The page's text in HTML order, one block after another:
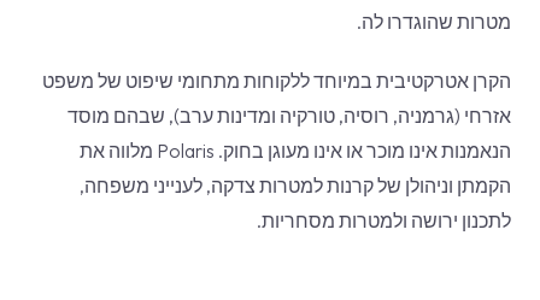
מטרות שהוגדרו לה.
הקרן אטרקטיבית במיוחד ללקוחות מתחומי שיפוט של משפט
אזרחי (גרמניה, רוסיה, טורקיה ומדינות ערב), שבהם מוסד
הנאמנות אינו מוכר או אינו מעוגן בחוק. Polaris מלווה את
הקמתן וניהולן של קרנות למטרות צדקה, לענייני משפחה,
לתכנון ירושה ולמטרות מסחריות.